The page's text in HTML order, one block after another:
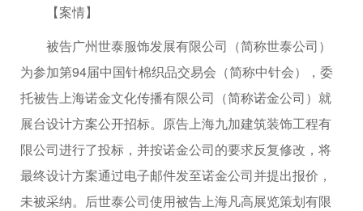
【案情】
被告广州世泰服饰发展有限公司（简称世泰公司）
为参加第94届中国针棉织品交易会（简称中针会），委
托被告上海诺金文化传播有限公司（简称诺金公司）就
展台设计方案公开招标。原告上海九加建筑装饰工程有
限公司进行了投标，并按诺金公司的要求反复修改，将
最终设计方案通过电子邮件发至诺金公司并提出报价，
未被采纳。后世泰公司使用被告上海凡高展览策划有限